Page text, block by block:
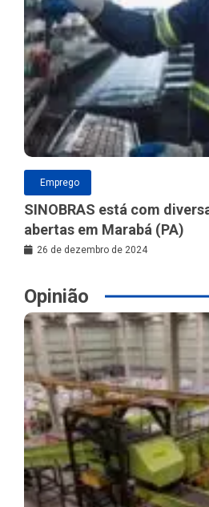
Emprego
SINOBRAS está com
abertas em Marabá (PA)
26 de dezembro de 2024
Opinião